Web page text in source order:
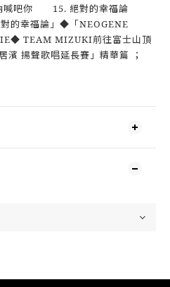
吧你 15. 絕對的幸福論
的幸福論」◆「NEOGENE
TEAM MIZUKI前往富士山頂
揚聲歌唱延長賽」精華篇 ；